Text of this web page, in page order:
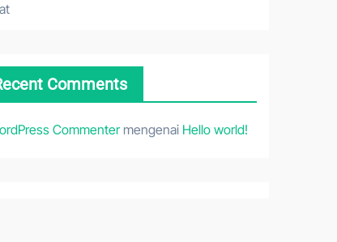
Comments
Commentermengenai Hello world!